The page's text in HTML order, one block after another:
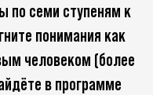
по семи ступеням к
понимания как
человеком (более
в программе